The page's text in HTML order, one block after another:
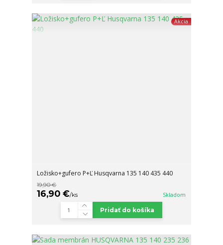
Akcia
Ložisko+gufero P+Ľ Husqvarna 135 140 435 440
19,90 €
16,90 €/ks Skladom
Pridať do košíka